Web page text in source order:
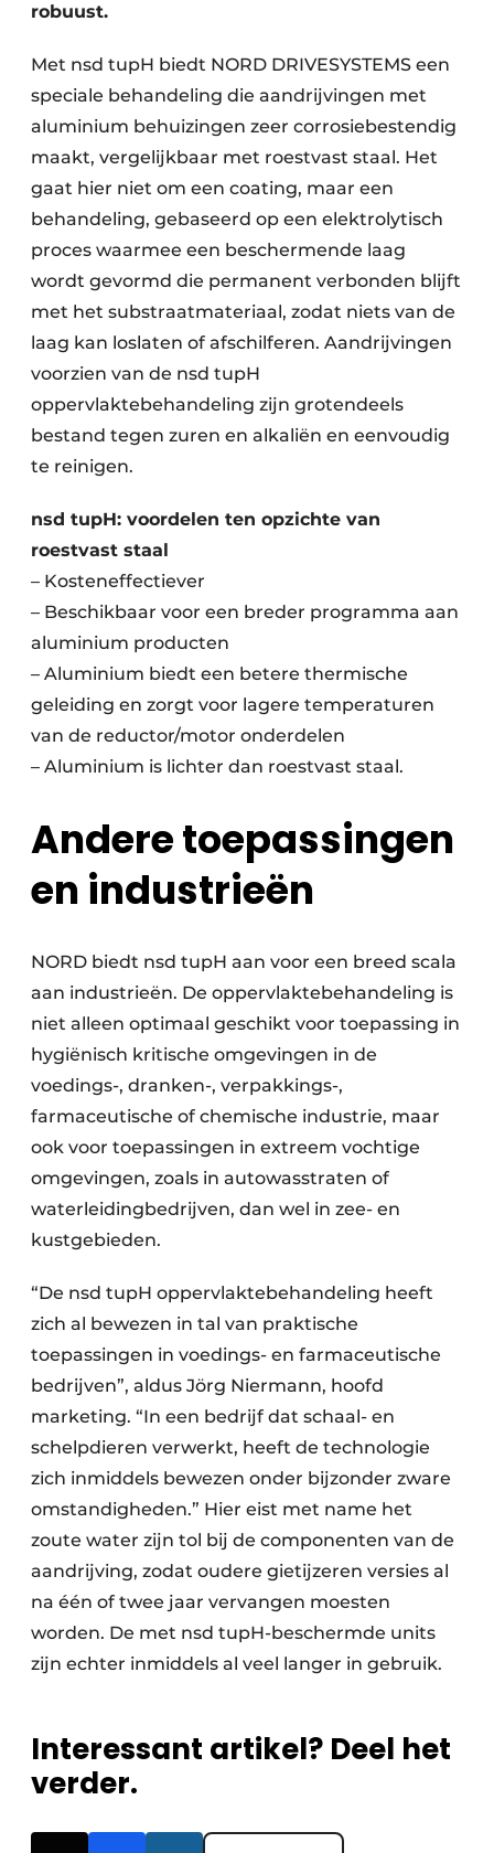
robuust.
Met nsd tupH biedt NORD DRIVESYSTEMS een
speciale behandeling die aandrijvingen met
aluminium behuizingen zeer corrosiebestendig
maakt, vergelijkbaar met roestvast staal. Het
gaat hier niet om een coating, maar een
behandeling, gebaseerd op een elektrolytisch
proces waarmee een beschermende laag
wordt gevormd die permanent verbonden blijft
met het substraatmateriaal, zodat niets van de
laag kan loslaten of afschilferen. Aandrijvingen
voorzien van de nsd tupH
oppervlaktebehandeling zijn grotendeels
bestand tegen zuren en alkaliën en eenvoudig
te reinigen.
nsd tupH: voordelen ten opzichte van
roestvast staal
– Kosteneffectiever
– Beschikbaar voor een breder programma aan
aluminium producten
– Aluminium biedt een betere thermische
geleiding en zorgt voor lagere temperaturen
van de reductor/motor onderdelen
– Aluminium is lichter dan roestvast staal.
Andere toepassingen
en industrieën
NORD biedt nsd tupH aan voor een breed scala
aan industrieën. De oppervlaktebehandeling is
niet alleen optimaal geschikt voor toepassing in
hygiënisch kritische omgevingen in de
voedings-, dranken-, verpakkings-,
farmaceutische of chemische industrie, maar
ook voor toepassingen in extreem vochtige
omgevingen, zoals in autowasstraten of
waterleidingbedrijven, dan wel in zee- en
kustgebieden.
“De nsd tupH oppervlaktebehandeling heeft
zich al bewezen in tal van praktische
toepassingen in voedings- en farmaceutische
bedrijven”, aldus Jörg Niermann, hoofd
marketing. “In een bedrijf dat schaal- en
schelpdieren verwerkt, heeft de technologie
zich inmiddels bewezen onder bijzonder zware
omstandigheden.” Hier eist met name het
zoute water zijn tol bij de componenten van de
aandrijving, zodat oudere gietijzeren versies al
na één of twee jaar vervangen moesten
worden. De met nsd tupH-beschermde units
zijn echter inmiddels al veel langer in gebruik.
Interessant artikel? Deel het
verder.